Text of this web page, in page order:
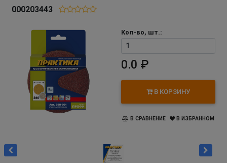
000203443
Кол-во, шт.:
0.0 ₽
В КОРЗИНУ
В СРАВНЕНИЕ В ИЗБРАННОМ